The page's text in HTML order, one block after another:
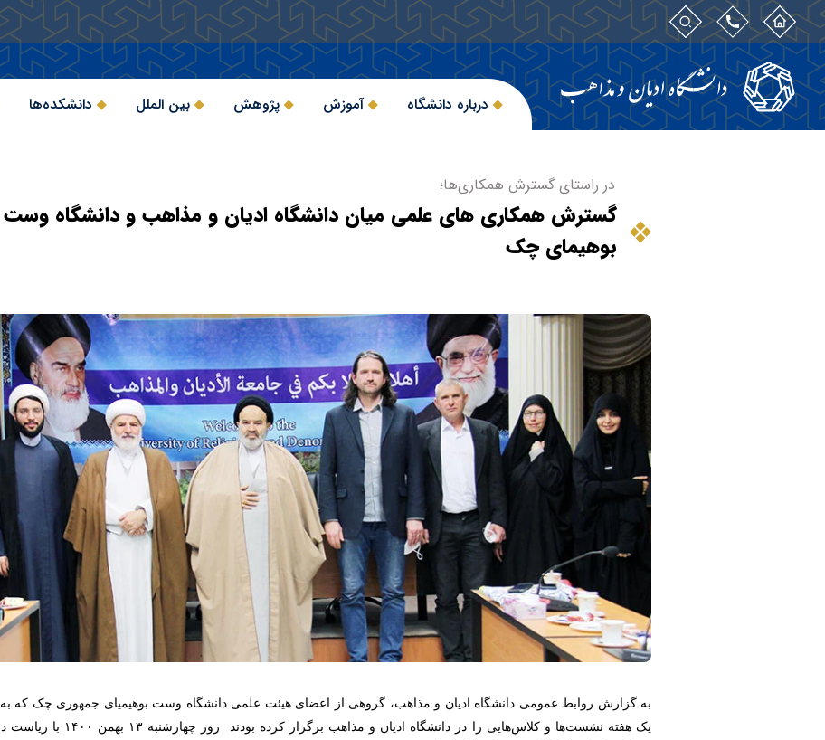
درباره دانشگاه آموزش پژوهش بین الملل دانشکده‌ها
در راستای گسترش همکاری‌ها؛
گسترش همکاری های علمی میان دانشگاه ادیان و مذاهب و دانشگاه وست
بوهیمای چک
به گزارش روابط عمومی دانشگاه ادیان و مذاهب، گروهی از اعضای هیئت علمی دانشگاه وست بوهیمیای جمهوری چک که
یک هفته نشست‌ها و کلاس‌هایی را